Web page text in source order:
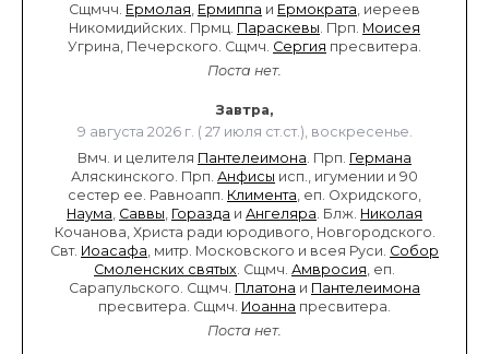
Сщмчч. Ермолая, Ермиппа и Ермократа, иереев
Никомидийских. Прмц. Параскевы. Прп. Моисея
Угрина, Печерского. Сщмч. Сергия пресвитера.
Поста нет.
Завтра,
9 августа 2026 г. ( 27 июля ст.ст.), воскресенье.
Вмч. и целителя Пантелеимона. Прп. Германа
Аляскинского. Прп. Анфисы исп., игумении и 90
сестер ее. Равноапп. Климента, еп. Охридского,
Наума, Саввы, Горазда и Ангеляра. Блж. Николая
Кочанова, Христа ради юродивого, Новгородского.
Свт. Иоасафа, митр. Московского и всея Руси. Собор
Смоленских святых. Сщмч. Амвросия, еп.
Сарапульского. Сщмч. Платона и Пантелеимона
пресвитера. Сщмч. Иоанна пресвитера.
Поста нет.